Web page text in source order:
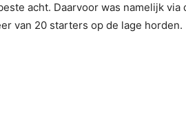
acht. Daarvoor was namelijk
van 20 starters op de lage horden.